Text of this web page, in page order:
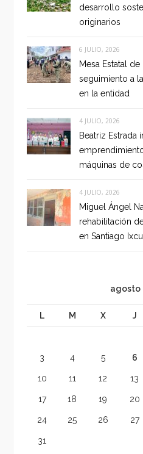
desarrollo
originarios
6 JULIO, 2026
Mesa Estatal
seguimiento a
en la entidad
4 JULIO, 2026
Beatriz Estrada
máquinas de
4 JULIO, 2026
Miguel Ángel
rehabilitación
en Santiago
agosto
L M X J
3 4 5 6
10 11 12 13
17 18 19 20
24 25 26 27
31